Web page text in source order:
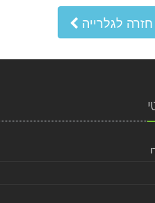
חזרה לגלרייה